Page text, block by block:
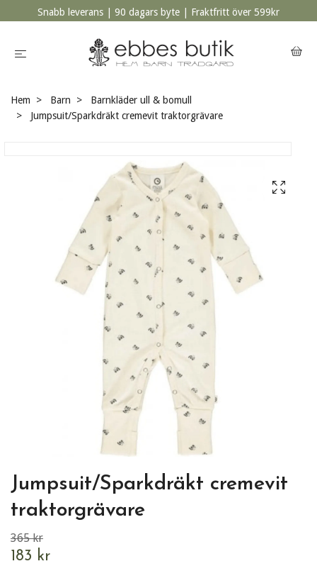
Snabb leverans | 90 dagars byte | Fraktfritt över 599kr
Hem Barn
Barnkläder ull & bomull
Jumpsuit/Sparkdräkt cremevit traktorgrävare
Jumpsuit/Sparkdräkt cremevit
traktorgrävare
365 kr
183 kr